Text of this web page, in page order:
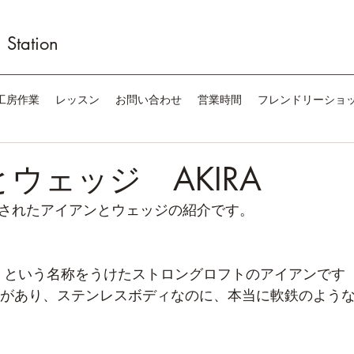
房作業 レッスン お問い合わせ 営業時間 フレンドリーショ
ウェッジ AKIRA
れたアイアンとウェッジの紹介です。
いう名称をうけたストロングロフトのアイアンです
あり、ステンレスボディなのに、本当に軟鉄のような